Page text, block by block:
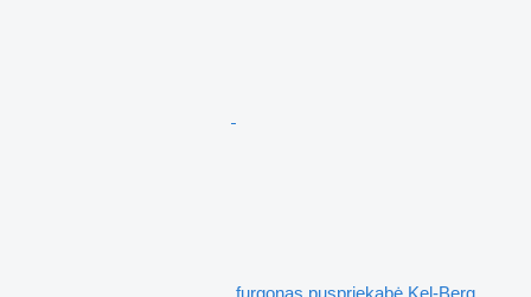
furgonas puspriekabė Kel-Berg